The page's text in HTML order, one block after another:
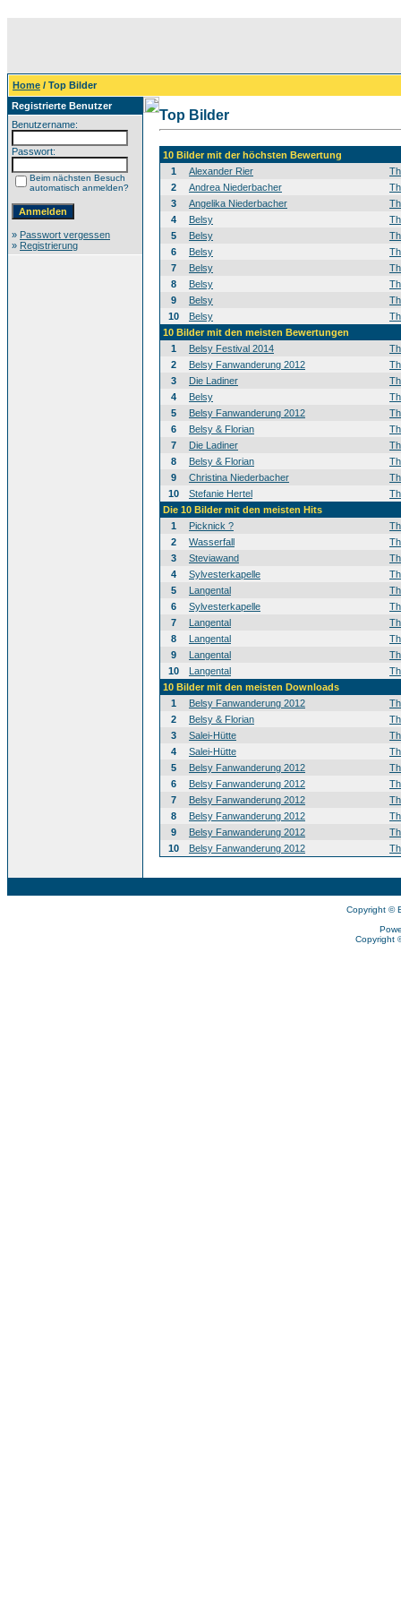
Home / Top Bilder
Registrierte Benutzer
Benutzername:
Passwort:
Beim nächsten Besuch
automatisch anmelden?
» Passwort vergessen
» Registrierung
Top Bilder
10 Bilder mit der höchsten Bewertung
1
Alexander Rier
2
Andrea Niederbacher
3
Angelika Niederbacher
4
Belsy
5
Belsy
6
Belsy
7
Belsy
8
Belsy
9
Belsy
10
Belsy
10 Bilder mit den meisten Bewertungen
1
Belsy Festival 2014
2
Belsy Fanwanderung 2012
3
Die Ladiner
4
Belsy
5
Belsy Fanwanderung 2012
6
Belsy & Florian
7
Die Ladiner
8
Belsy & Florian
9
Christina Niederbacher
10
Stefanie Hertel
Die 10 Bilder mit den meisten Hits
1
Picknick ?
2
Wasserfall
3
Steviawand
4
Sylvesterkapelle
5
Langental
6
Sylvesterkapelle
7
Langental
8
Langental
9
Langental
10
Langental
10 Bilder mit den meisten Downloads
1
Belsy Fanwanderung 2012
2
Belsy & Florian
3
Salei-Hütte
4
Salei-Hütte
5
Belsy Fanwanderung 2012
6
Belsy Fanwanderung 2012
7
Belsy Fanwanderung 2012
8
Belsy Fanwanderung 2012
9
Belsy Fanwanderung 2012
10
Belsy Fanwanderung 2012
Copyright ©
Copyright